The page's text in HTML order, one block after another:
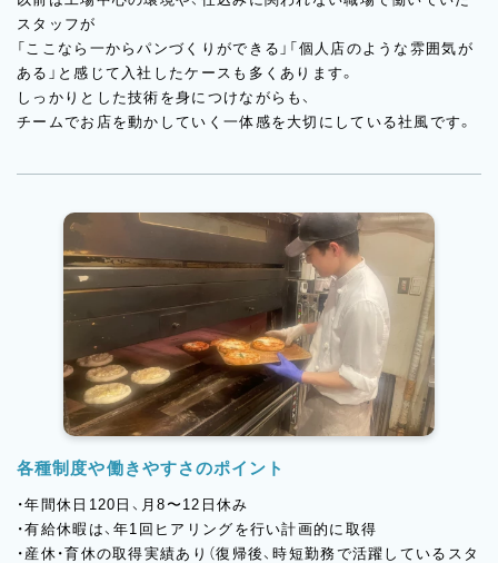
スタッフが
「ここなら一からパンづくりができる」「個人店のような雰囲気が
ある」と感じて入社したケースも多くあります。
しっかりとした技術を身につけながらも、
チームでお店を動かしていく一体感を大切にしている社風です。
各種制度や働きやすさのポイント
・年間休日120日、月8〜12日休み
・有給休暇は、年1回ヒアリングを行い計画的に取得
・産休・育休の取得実績あり（復帰後、時短勤務で活躍しているスタ